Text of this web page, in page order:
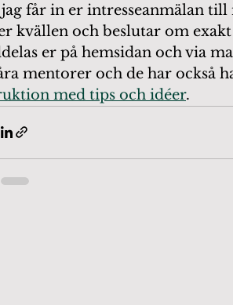
får in er intresseanmälan
kvällen och beslutar om
er på hemsidan och via
mentorer och de har också
med tips och idéer.